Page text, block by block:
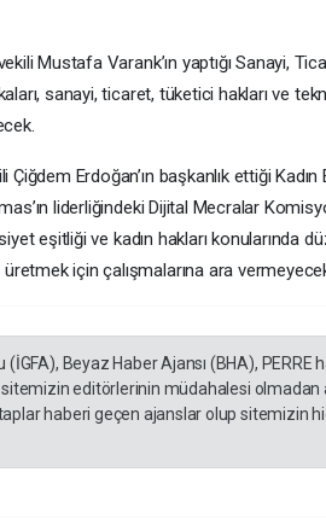
Mustafa Varank’ın yaptığı Sanayi,
sanayi, ticaret, tüketici hakları ve
Erdoğan’ın başkanlık ettiği
liderliğindeki Dijital Mecralar
eşitliği ve kadın hakları konularında
için çalışmalarına ara
Beyaz Haber Ajansı (BHA), PERRE
editörlerinin müdahalesi olmadan
haberi geçen ajanslar olup sitemizin